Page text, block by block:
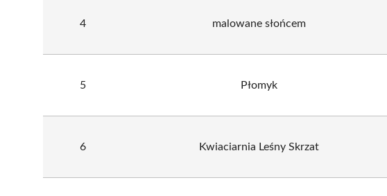
4 malowane słońcem
5 Płomyk
6 Kwiaciarnia Leśny Skrzat